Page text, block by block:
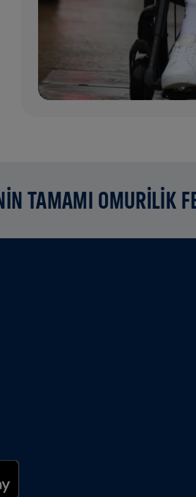
TAMAMI OMURİLİK